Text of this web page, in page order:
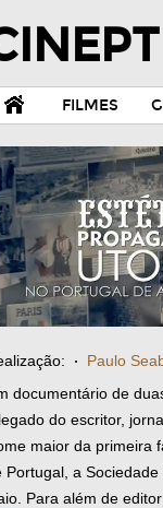
FILMES
· Paulo
documentário de
do escritor,
maior da primeira
Portugal, a
Para além de